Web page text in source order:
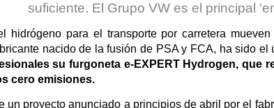
suficiente. El Grupo VW es el principal
hidrógeno para el transporte por carretera
nacido de la fusión de PSA y FCA, ha sido
su furgoneta e-EXPERT Hydrogen, que
cero emisiones.
un proyecto anunciado a principios de abril por el